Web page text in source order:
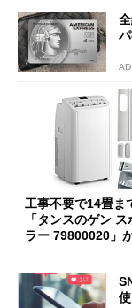
AD
工事不要で14畳ま
「タンスのゲン
ラー 79800020」